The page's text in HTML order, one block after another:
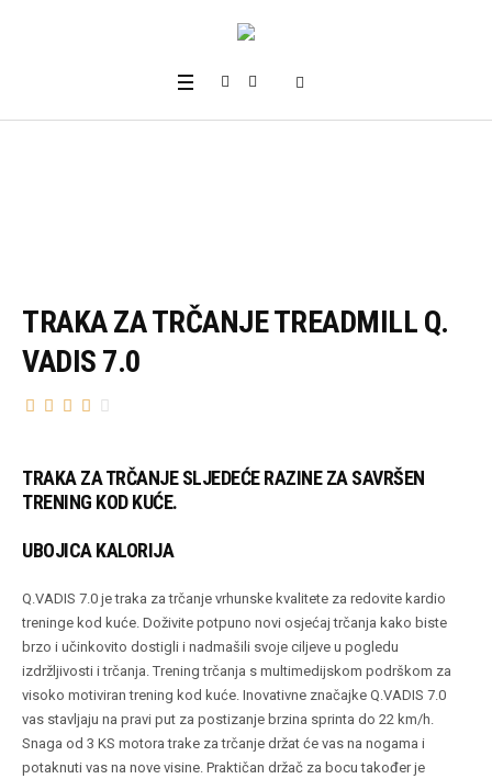
TRAKA ZA TRČANJE TREADMILL Q.
VADIS 7.0
TRAKA ZA TRČANJE SLJEDEĆE RAZINE ZA SAVRŠEN
TRENING KOD KUĆE.
UBOJICA KALORIJA
Q.VADIS 7.0 je traka za trčanje vrhunske kvalitete za redovite kardio
treninge kod kuće. Doživite potpuno novi osjećaj trčanja kako biste
brzo i učinkovito dostigli i nadmašili svoje ciljeve u pogledu
izdržljivosti i trčanja. Trening trčanja s multimedijskom podrškom za
visoko motiviran trening kod kuće. Inovativne značajke Q.VADIS 7.0
vas stavljaju na pravi put za postizanje brzina sprinta do 22 km/h.
Snaga od 3 KS motora trake za trčanje držat će vas na nogama i
potaknuti vas na nove visine. Praktičan držač za bocu također je